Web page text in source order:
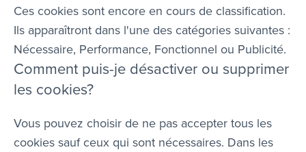
Ces cookies sont encore en cours de classification.
Ils apparaîtront dans l'une des catégories suivantes :
Nécessaire, Performance, Fonctionnel ou Publicité.
Comment puis-je désactiver ou supprimer
les cookies?
Vous pouvez choisir de ne pas accepter tous les
cookies sauf ceux qui sont nécessaires. Dans les